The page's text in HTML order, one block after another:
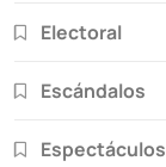
Electoral
Escándalos
Espectáculos